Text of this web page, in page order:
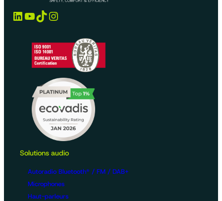
LinkedIn YouTube TikTok Instagram
Solutions audio
Autoradio Bluetooth® / FM / DAB+
Microphones
Haut-parleurs